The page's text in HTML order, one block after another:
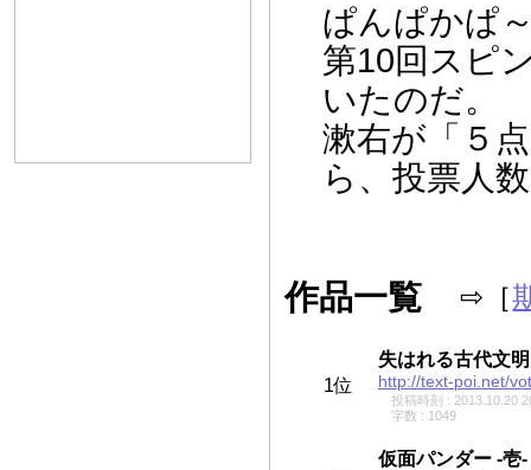
ぱんぱかぱ
第10回スピ
いたのだ。
漱右が「５
ら、投票人
作品一覧 ⇨［
1位 http://text-poi.net/
投稿時刻 : 2013.10.20
字数 : 1049
仮面パンダー -壱-